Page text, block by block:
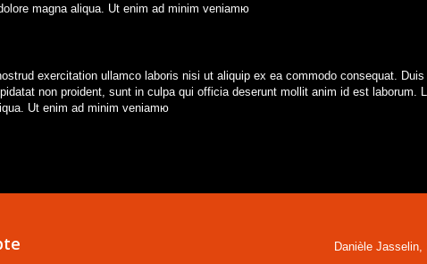
magna aliqua. Ut enim ad minim veniamю
exercitation ullamco laboris nisi ut aliquip ex ea commodo consequat.
non proident, sunt in culpa qui officia deserunt mollit anim id est laborum.
Ut enim ad minim veniamю
Danièle Jasselin,